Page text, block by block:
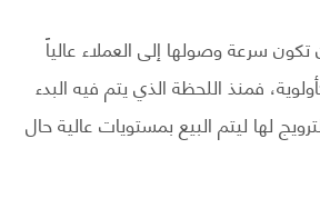
سرعة وصولها إلى العملاء عالياً
فمنذ اللحظة الذي يتم فيه البدء
لها ليتم البيع بمستويات عالية حال